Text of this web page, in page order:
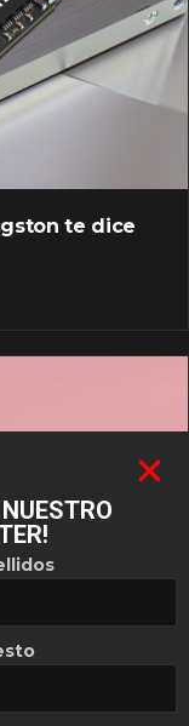
te dice